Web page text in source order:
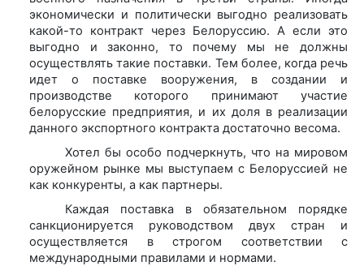
экономически и политически выгодно реализовать
какой-то контракт через Белоруссию. А если это
выгодно и законно, то почему мы не должны
осуществлять такие поставки. Тем более, когда речь
идет о поставке вооружения, в создании и
производстве которого принимают участие
белорусские предприятия, и их доля в реализации
данного экспортного контракта достаточно весома.
Хотел бы особо подчеркнуть, что на мировом
оружейном рынке мы выступаем с Белоруссией не
как конкуренты, а как партнеры.
Каждая поставка в обязательном порядке
санкционируется руководством двух стран и
осуществляется в строгом соответствии с
международными правилами и нормами.